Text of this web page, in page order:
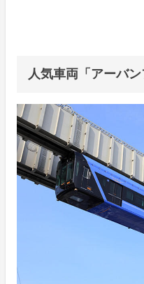
人気車両「アーバン